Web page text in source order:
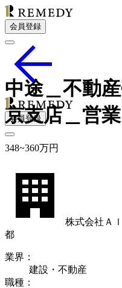
会員登録
会員登録
中途＿不動
京支店＿営業
348~360万円
株式会社Ａ
都
業界 ：
建設・不動産
職種 ：